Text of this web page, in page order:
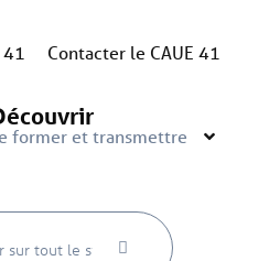
Contacter le CAUE 41
former et transmettre